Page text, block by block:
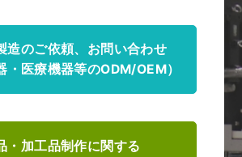
造のご依頼、お問い合わせ
・医療機器等のODM/OEM）
・加工品制作に関する